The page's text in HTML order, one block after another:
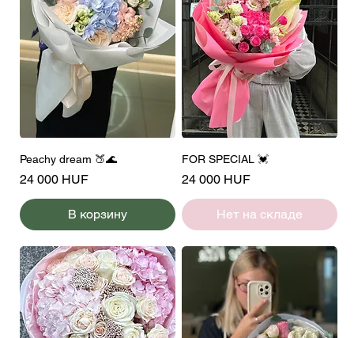
Peachy dream 🍑🌊
Цена
24 000 HUF
В корзину
FOR SPECIAL 💓
Цена
24 000 HUF
Нет на складе